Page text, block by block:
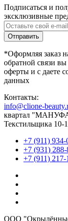
Подписаться и
эксклюзивные
*Оформляя заказ
обратной связи
оферты и с даете
данных
Контакты:
info@clione-
квартал
Текстильщика 10-
+7 (911) 934-
+7 (931)
+7 (911) 217-
ООО